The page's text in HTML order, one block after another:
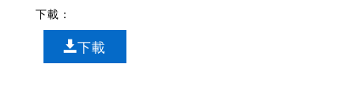
下載